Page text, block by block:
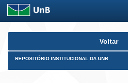
Skip
Voltar
REPOSITÓRIO INSTITUCIONAL DA UNB